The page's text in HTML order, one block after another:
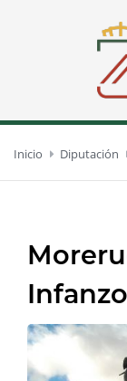
Inicio Diputación